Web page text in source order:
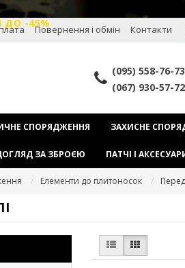
ДО -45%Повернення і обмін Контакти
(095) 558-76-73
(067) 930-57-72
СПОРЯДЖЕННЯ ЗАХИСНЕ
ЗА ЗБРОЄЮ ПАТЧІ І
Елементи до плитоносок